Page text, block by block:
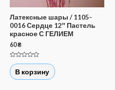
Латексные шары / 1105-
0016 Сердце 12″ Пастель
красное С ГЕЛИЕМ
60₴
Оценка
0
из
5
В корзину